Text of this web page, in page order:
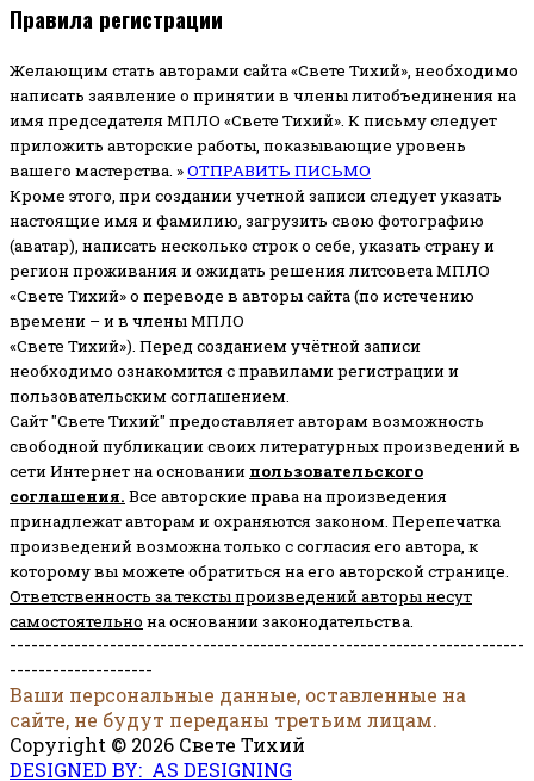
Правила регистрации
Желающим стать авторами сайта «Свете Тихий», необходимо
написать заявление о принятии в члены литобъединения на
имя председателя МПЛО «Свете Тихий». К письму следует
приложить авторские работы, показывающие уровень
вашего мастерства. »ОТПРАВИТЬ ПИСЬМО
Кроме этого, при создании учетной записи следует указать
настоящие имя и фамилию, загрузить свою фотографию
(аватар), написать несколько строк о себе, указать страну и
регион проживания и ожидать решения литсовета МПЛО
«Свете Тихий» о переводе в авторы сайта (по истечению
времени – и в члены МПЛО
«Свете Тихий»). Перед созданием учётной записи
необходимо ознакомится с правилами регистрации и
пользовательским соглашением.
Сайт "Свете Тихий" предоставляет авторам возможность
свободной публикации своих литературных произведений в
сети Интернет на основании пользовательского
соглашения. Все авторские права на произведения
принадлежат авторам и охраняются законом. Перепечатка
произведений возможна только с согласия его автора, к
которому вы можете обратиться на его авторской странице.
Ответственность за тексты произведений авторы несут
самостоятельно на основании законодательства.
------------------------------------------------------------------------
--------------------
Ваши персональные данные, оставленные на
сайте, не будут переданы третьим лицам.
Copyright © 2026 Свете Тихий
DESIGNED BY: AS DESIGNING